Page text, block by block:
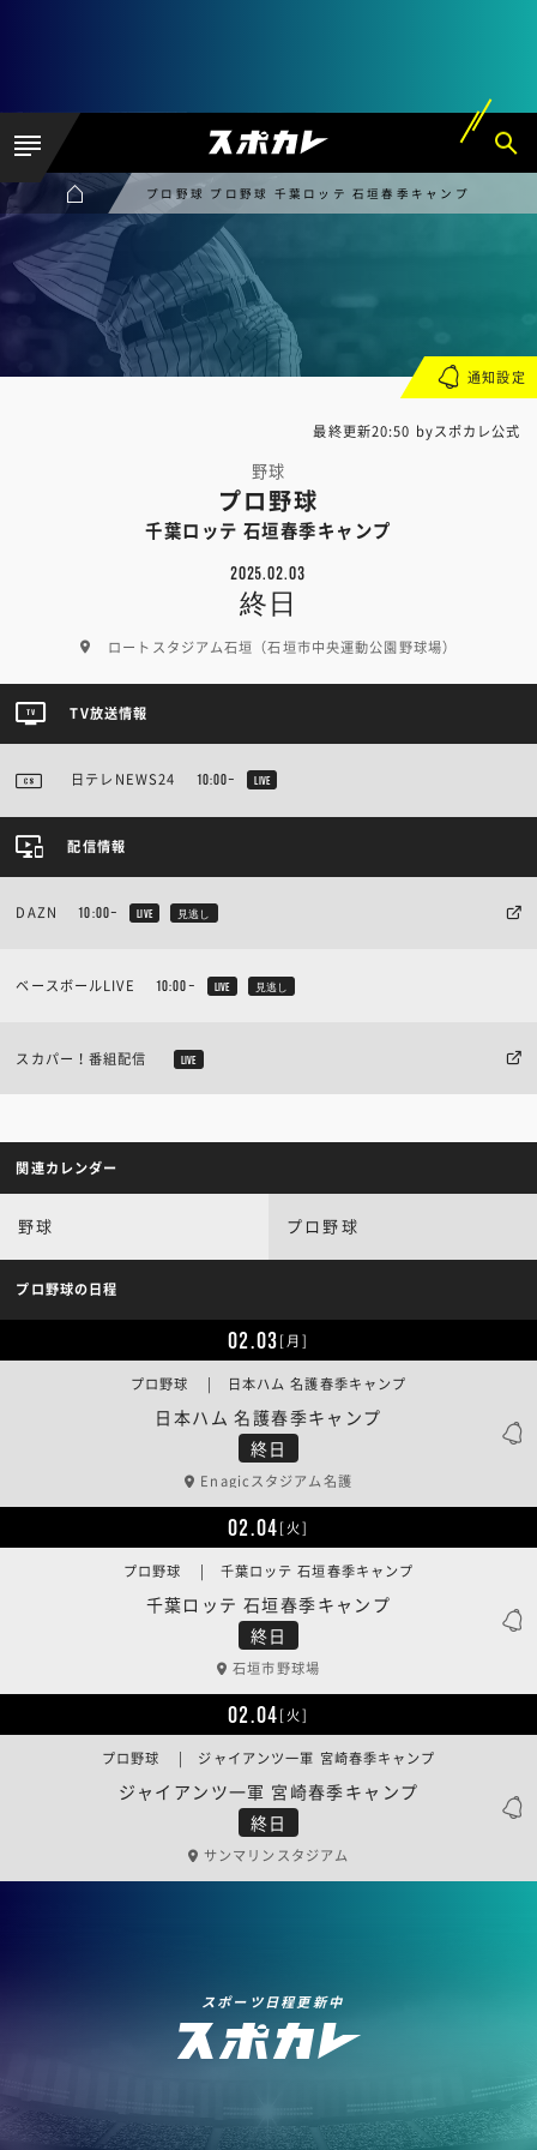
プロ野球 プロ野球 千葉ロッテ 石垣春季キャンプ
最終更新20:50 byスポカレ公式
野球
プロ野球
千葉ロッテ 石垣春季キャンプ
2025.02.03
終日
ロートスタジアム石垣（石垣市中央運動公園野球場）
通知設定
TV放送情報
日テレNEWS24 10:00~ LIVE
配信情報
DAZN 10:00~ LIVE 見逃し
ベースボールLIVE 10:00~ LIVE 見逃し
スカパー！番組配信 LIVE
関連カレンダー
野球 プロ野球
プロ野球の日程
02.03[月]
終日
日本ハム 名護春季キャンプ
プロ野球 | 日本ハム 名護春季キャンプ
Enagicスタジアム名護
02.04[火]
終日
千葉ロッテ 石垣春季キャンプ
プロ野球 | 千葉ロッテ 石垣春季キャンプ
石垣市野球場
02.04[火]
終日
ジャイアンツ一軍 宮崎春季キャンプ
プロ野球 | ジャイアンツ一軍 宮崎春季キャンプ
サンマリンスタジアム
スポーツ日程更新中